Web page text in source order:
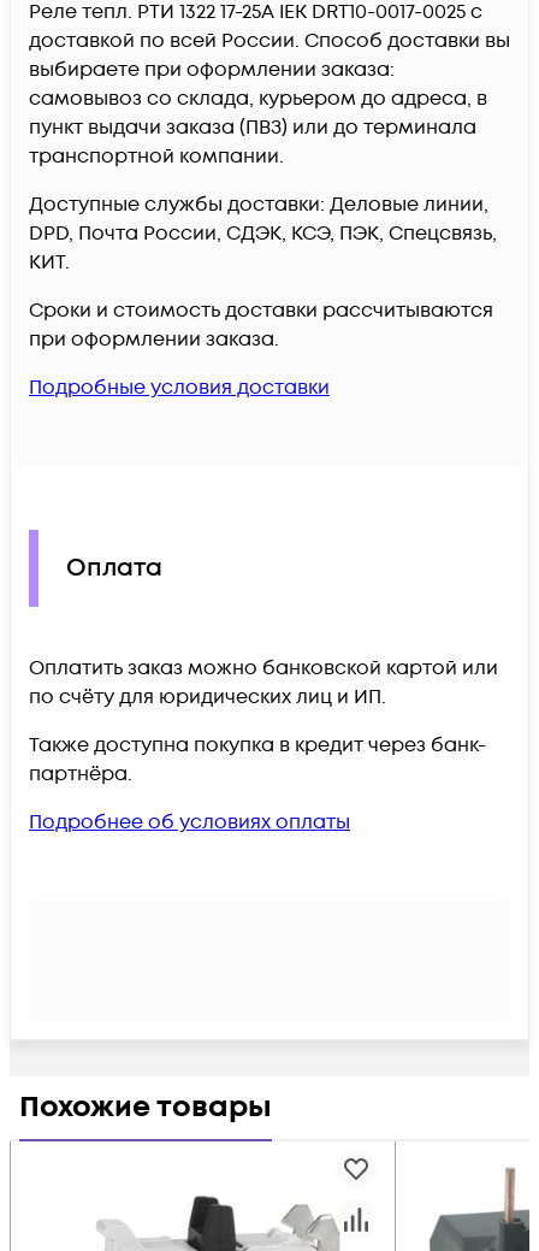
Реле тепл. РТИ 1322 17-25А IEK DRT10-0017-0025 c
доставкой по всей России. Способ доставки вы
выбираете при оформлении заказа:
самовывоз со склада, курьером до адреса, в
пункт выдачи заказа (ПВЗ) или до терминала
транспортной компании.
Доступные службы доставки: Деловые линии,
DPD, Почта России, СДЭК, КСЭ, ПЭК, Спецсвязь,
КИТ.
Сроки и стоимость доставки рассчитываются
при оформлении заказа.
Подробные условия доставки
Оплата
Оплатить заказ можно банковской картой или
по счёту для юридических лиц и ИП.
Также доступна покупка в кредит через банк-
партнёра.
Подробнее об условиях оплаты
Похожие товары